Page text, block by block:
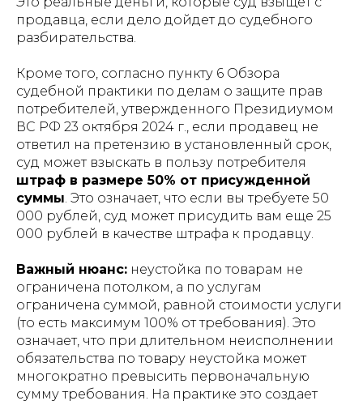
продавца, если дело дойдет до судебного
разбирательства.
Кроме того, согласно пункту 6 Обзора
судебной практики по делам о защите прав
потребителей, утвержденного Президиумом
ВС РФ 23 октября 2024 г., если продавец не
ответил на претензию в установленный срок,
суд может взыскать в пользу потребителя
штраф в размере 50% от присужденной
суммы. Это означает, что если вы требуете 50
000 рублей, суд может присудить вам еще 25
000 рублей в качестве штрафа к продавцу.
Важный нюанс: неустойка по товарам не
ограничена потолком, а по услугам
ограничена суммой, равной стоимости услуги
(то есть максимум 100% от требования). Это
означает, что при длительном неисполнении
обязательства по товару неустойка может
многократно превысить первоначальную
сумму требования. На практике это создает